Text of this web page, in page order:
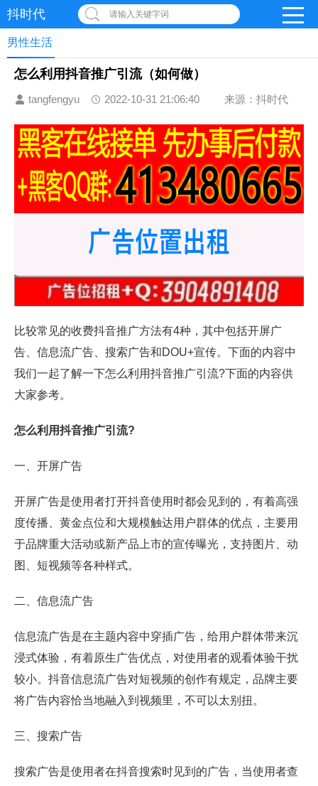
抖时代 请输入关键字词
男性生活
怎么利用抖音推广引流（如何做）
tangfengyu 2022-10-31 21:06:40 来源：抖时代
比较常见的收费抖音推广方法有4种，其中包括开屏广
告、信息流广告、搜索广告和DOU+宣传。下面的内容中
我们一起了解一下怎么利用抖音推广引流?下面的内容供
大家参考。
怎么利用抖音推广引流?
一、开屏广告
开屏广告是使用者打开抖音使用时都会见到的，有着高强
度传播、黄金点位和大规模触达用户群体的优点，主要用
于品牌重大活动或新产品上市的宣传曝光，支持图片、动
图、短视频等各种样式。
二、信息流广告
信息流广告是在主题内容中穿插广告，给用户群体带来沉
浸式体验，有着原生广告优点，对使用者的观看体验干扰
较小。抖音信息流广告对短视频的创作有规定，品牌主要
将广告内容恰当地融入到视频里，不可以太别扭。
三、搜索广告
搜索广告是使用者在抖音搜索时见到的广告，当使用者查